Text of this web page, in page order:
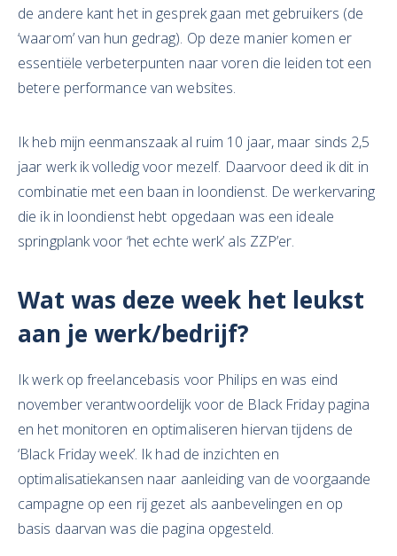
de andere kant het in gesprek gaan met gebruikers (de
‘waarom’ van hun gedrag). Op deze manier komen er
essentiële verbeterpunten naar voren die leiden tot een
betere performance van websites.
Ik heb mijn eenmanszaak al ruim 10 jaar, maar sinds 2,5
jaar werk ik volledig voor mezelf. Daarvoor deed ik dit in
combinatie met een baan in loondienst. De werkervaring
die ik in loondienst hebt opgedaan was een ideale
springplank voor ‘het echte werk’ als ZZP’er.
Wat was deze week het leukst
aan je werk/bedrijf?
Ik werk op freelancebasis voor Philips en was eind
november verantwoordelijk voor de Black Friday pagina
en het monitoren en optimaliseren hiervan tijdens de
‘Black Friday week’. Ik had de inzichten en
optimalisatiekansen naar aanleiding van de voorgaande
campagne op een rij gezet als aanbevelingen en op
basis daarvan was die pagina opgesteld.